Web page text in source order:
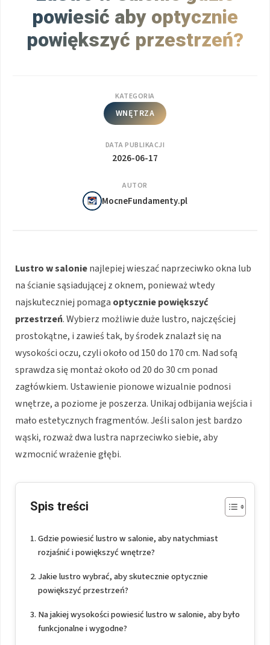
powiesić aby optycznie
powiększyć przestrzeń?
KATEGORIA
WNĘTRZA
DATA PUBLIKACJI
2026-06-17
AUTOR
MocneFundamenty.pl
Lustro w salonienajlepiej wieszać naprzeciwko okna lub
na ścianie sąsiadującej z oknem, ponieważ wtedy
najskuteczniej pomaga optycznie powiększyć
przestrzeń. Wybierz możliwie duże lustro, najczęściej
prostokątne, i zawieś tak, by środek znalazł się na
wysokości oczu, czyli około od 150 do 170 cm. Nad sofą
sprawdza się montaż około od 20 do 30 cm ponad
zagłówkiem. Ustawienie pionowe wizualnie podnosi
wnętrze, a poziome je poszerza. Unikaj odbijania wejścia i
mało estetycznych fragmentów. Jeśli salon jest bardzo
wąski, rozważ dwa lustra naprzeciwko siebie, aby
wzmocnić wrażenie głębi.
Spis treści
Gdzie powiesić lustro w salonie, aby natychmiast
rozjaśnić i powiększyć wnętrze?
Jakie lustro wybrać, aby skutecznie optycznie
powiększyć przestrzeń?
Na jakiej wysokości powiesić lustro w salonie, aby było
funkcjonalne i wygodne?